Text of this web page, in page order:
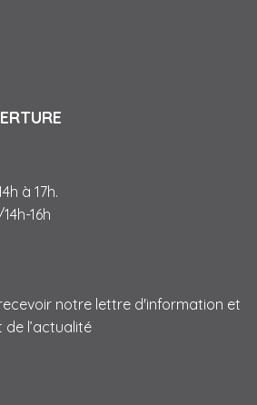
à 17h.
16h
notre lettre d'information et
l’actualité